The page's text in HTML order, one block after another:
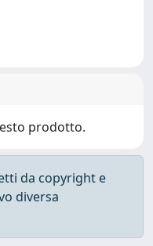
prodotto.
da copyright e
diversa